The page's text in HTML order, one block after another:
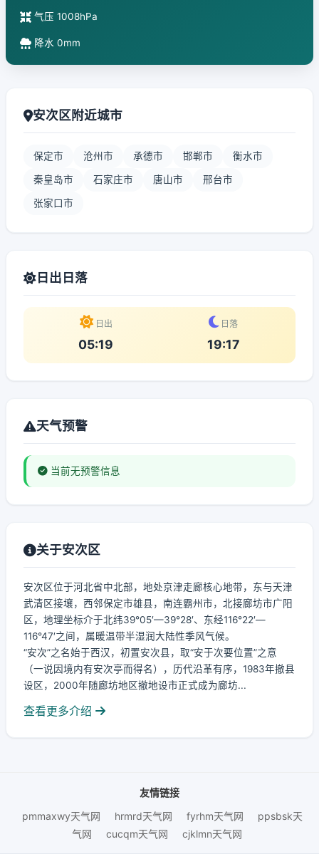
气压 1008hPa
降水 0mm
安次区附近城市
保定市 沧州市 承德市 邯郸市 衡水市
秦皇岛市 石家庄市 唐山市 邢台市
张家口市
日出日落
日出
05:19
日落
19:17
天气预警
当前无预警信息
关于安次区
安次区位于河北省中北部，地处京津走廊核心地带，东与天津
武清区接壤，西邻保定市雄县，南连霸州市，北接廊坊市广阳
区，地理坐标介于北纬39°05′—39°28′、东经116°22′—
116°47′之间，属暖温带半湿润大陆性季风气候。
“安次”之名始于西汉，初置安次县，取“安于次要位置”之意
（一说因境内有安次亭而得名），历代沿革有序，1983年撤县
设区，2000年随廊坊地区撤地设市正式成为廊坊...
查看更多介绍
友情链接
pmmaxwy天气网
hrmrd天气网 fyrhm天气网
ppsbsk天
气网
cucqm天气网 cjklmn天气网